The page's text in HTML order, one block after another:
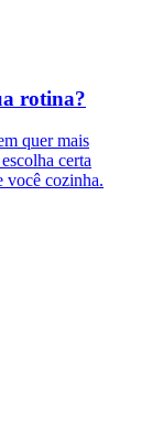
rotina?
quer mais
certa
você cozinha.